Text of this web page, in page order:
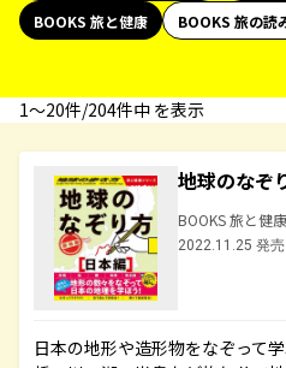
BOOKS 旅と健康
BOOKS 旅の読
1〜20件/204件中 を表示
地球のな
BOOKS 旅と健康
2022.11.25 発売
日本の地形や造形物をなぞって